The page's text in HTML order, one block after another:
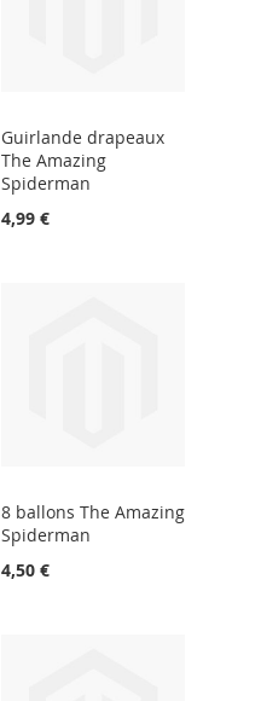
Guirlande drapeaux
The Amazing
Spiderman
4,99 €
8 ballons The Amazing
Spiderman
4,50 €